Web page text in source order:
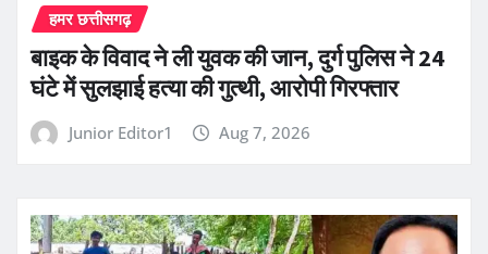
हमर छत्तीसगढ़
बाइक के विवाद ने ली युवक की जान, दुर्ग पुलिस ने 24
घंटे में सुलझाई हत्या की गुत्थी, आरोपी गिरफ्तार
Junior Editor1 Aug 7, 2026